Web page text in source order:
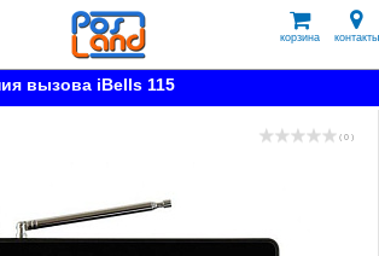
корзина контакты
вызова iBells 115
( 0 )